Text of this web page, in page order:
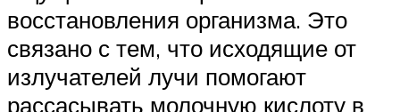
восстановления организма. Это
связано с тем, что исходящие от
излучателей лучи помогают
рассасывать молочную кислоту в